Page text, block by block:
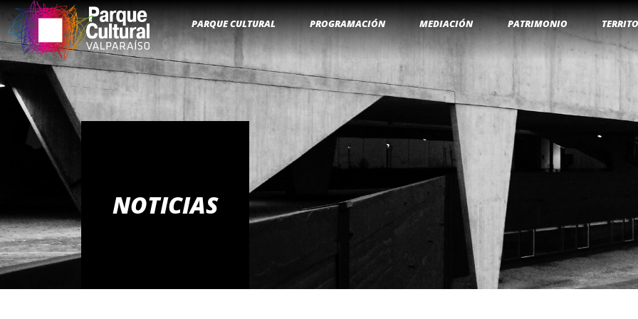
PARQUE CULTURAL PROGRAMACIÓN MEDIACIÓN PATRIMONIO
NOTICIAS